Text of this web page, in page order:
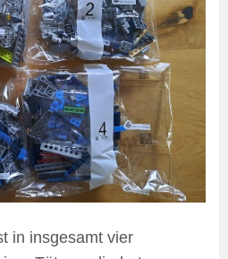
in insgesamt vier